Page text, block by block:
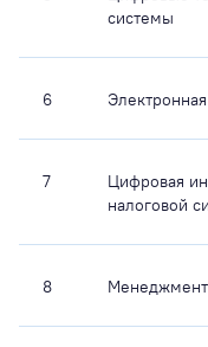
системы
6
7
Цифровая
налоговой
8